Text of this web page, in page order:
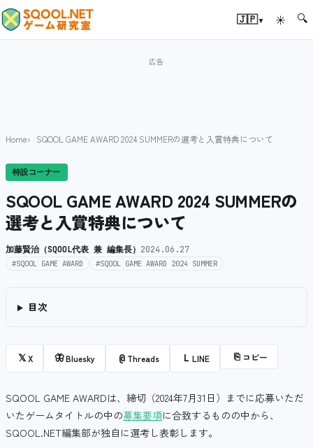
🇯🇵▾ ☀ 🔍
Home SQOOL GAME AWARD 2024 SUMMERの選考と入賞特典について
特設コーナー
SQOOL GAME AWARD 2024 SUMMERの
選考と入賞特典について
加藤賢治（SQOOL代表 兼 編集長） 2024.06.27
#SQOOL GAME AWARD #SQOOL GAME AWARD 2024 SUMMER
目次
𝕏X 🦋Bluesky @ Threads L LINE ⎘ コピー
SQOOL GAME AWARDは、締切（2024年7月31日）までに応募いただ
いたゲームタイトルの中の募集要項に合致するものの中から、
SQOOL.NET編集部が独自に選考し表彰します。